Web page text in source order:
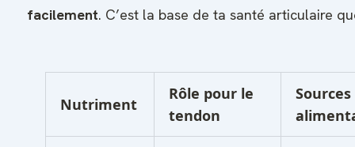
facilement. C’est la base de ta santé articulaire
Nutriment
Rôle pour le
tendon
Sources